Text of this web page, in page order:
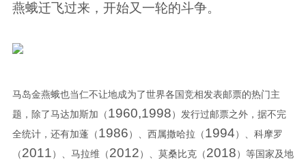
燕蛾迁飞过来，开始又一轮的斗争。
马岛金燕蛾也当仁不让地成为了世界各国竞相发表邮票的热门主
题，除了马达加斯加（ 1960,1998 ）发行过邮票之外，据不完
全统计，还有加蓬（ 1986 ）、西属撒哈拉（ 1994 ）、科摩罗
（ 2011 ）、马拉维（ 2012 ）、莫桑比克（ 2018 ）等国家及地